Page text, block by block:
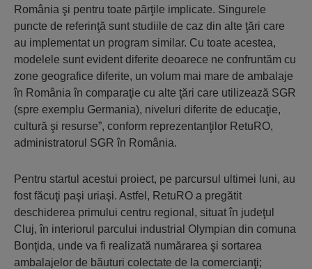
România şi pentru toate părţile implicate. Singurele
puncte de referinţă sunt studiile de caz din alte ţări care
au implementat un program similar. Cu toate acestea,
modelele sunt evident diferite deoarece ne confruntăm cu
zone geografice diferite, un volum mai mare de ambalaje
în România în comparaţie cu alte ţări care utilizează SGR
(spre exemplu Germania), niveluri diferite de educaţie,
cultură şi resurse”, conform reprezentanţilor RetuRO,
administratorul SGR în România.
Pentru startul acestui proiect, pe parcursul ultimei luni, au
fost făcuţi paşi uriaşi. Astfel, RetuRO a pregătit
deschiderea primului centru regional, situat în judeţul
Cluj, în interiorul parcului industrial Olympian din comuna
Bonţida, unde va fi realizată numărarea şi sortarea
ambalajelor de băuturi colectate de la comercianţi;